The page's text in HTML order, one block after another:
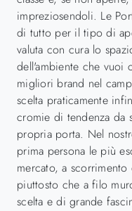
impreziosendoli. Le
di tutto per il tipo di
valuta con cura lo
dell'ambiente che vuoi
migliori brand nel
scelta praticamente
cromie di tendenza da
propria porta. Nel
prima persona le più
mercato, a
piuttosto che a filo
scelta e di grande